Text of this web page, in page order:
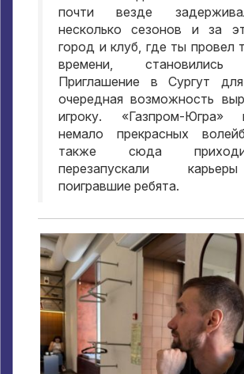
почти везде
несколько сезонов и за
город и клуб, где ты провел
времени, становились
Приглашение в Сургут
очередная возможность
игроку. «Газпром-Югра»
немало прекрасных
также сюда
перезапускали
поигравшие ребята.